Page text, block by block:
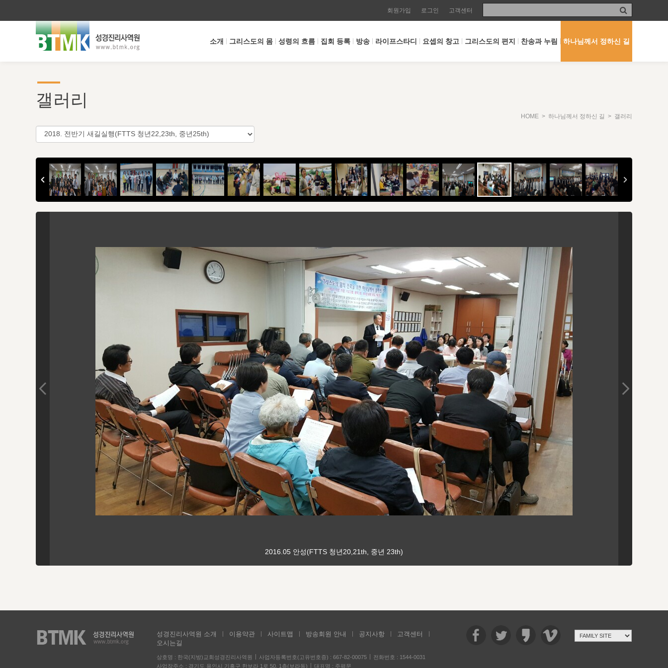
회원가입 로그인 고객센터
소개 그리스도의 몸 성령의 흐름 집회 등록 방송 라이프스타디 요셉의 창고 그리스도의 편지 찬송과 누림 하나님께서 정하신 길
갤러리
HOME > 하나님께서 정하신 길 > 갤러리
2016.05 안성(FTTS 청년20,21th, 중년 23th)
성경진리사역원 소개 이용약관 사이트맵 방송회원 안내 공지사항
고객센터
오시는길
상호명 : 한국(지방)교회성경진리사역원 사업자등록번호(고유번호증) : 667-82-00075
전화번호 : 1544-0031
사업장주소 : 경기도 용인시 기흥구 한보라 1로 50, 1층(보라동)
대표명 : 주평문